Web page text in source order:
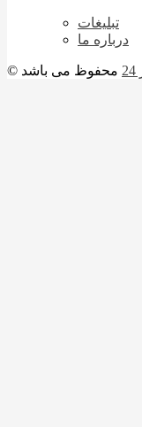
تبلیغات
درباره ما